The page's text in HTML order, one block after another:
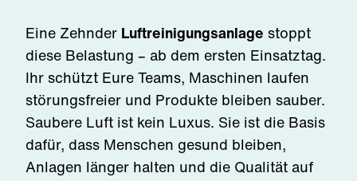
Eine Zehnder Luftreinigungsanlage stoppt
diese Belastung – ab dem ersten Einsatztag.
Ihr schützt Eure Teams, Maschinen laufen
störungsfreier und Produkte bleiben sauber.
Saubere Luft ist kein Luxus. Sie ist die Basis
dafür, dass Menschen gesund bleiben,
Anlagen länger halten und die Qualität auf